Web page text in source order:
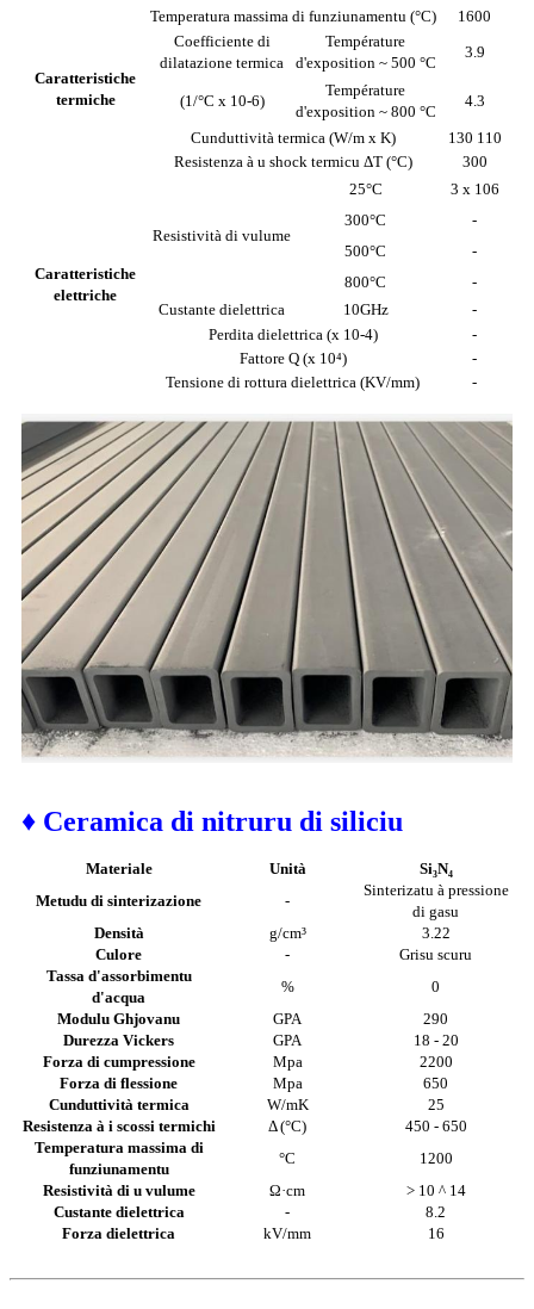
Caratteristiche
termiche
Temperatura massima di funziunamentu (°C)
1600
Coefficiente di
dilatazione termica
Température
d'exposition ~ 500 °C
3.9
(1/°C x 10-6)
Température
d'exposition ~ 800 °C
4.3
Cunduttività termica (W/m x K)
130 110
Resistenza à u shock termicu ΔT (°C)
300
Caratteristiche
elettriche
Resistività di vulume
25°C
3 x 106
300°C
-
500°C
-
800°C
-
Custante dielettrica
10GHz
-
Perdita dielettrica (x 10-4)
-
Fattore Q (x 10⁴)
-
Tensione di rottura dielettrica (KV/mm)
-
♦ Ceramica di nitruru di siliciu
Materiale Unità
Si₃N₄
Metudu di sinterizazione
-
Sinterizatu à pressione
di gasu
Densità
g/cm³
3.22
Culore
-
Grisu scuru
Tassa d'assorbimentu
d'acqua
%
0
Modulu Ghjovanu
GPA
290
Durezza Vickers
GPA
18 - 20
Forza di cumpressione
Mpa
2200
Forza di flessione
Mpa
650
Cunduttività termica
W/mK
25
Resistenza à i scossi termichi
Δ (°C)
450 - 650
Temperatura massima di
funziunamentu
°C
1200
Resistività di u vulume
Ω·cm
> 10 ^ 14
Custante dielettrica
-
8.2
Forza dielettrica
kV/mm 16